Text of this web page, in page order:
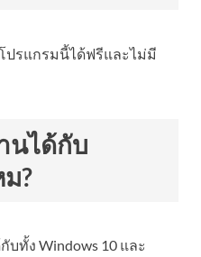
รแกรมนี้ได้ฟรีและไม่มี
นได้กับ
?
ทั้ง Windows 10 และ